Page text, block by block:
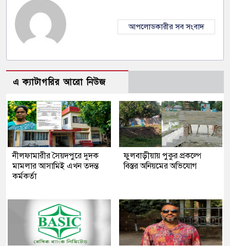
আপলোডকারীর সব সংবাদ
এ ক্যাটাগরির আরো নিউজ
নীলফামারীর সৈয়দপুরে দুদক
মামলার আসামিই এখন তদন্ত
কর্মকর্তা
ফুলবাড়ীয়ায় পুকুর প্রকল্পে
বিস্তর অনিয়মের অভিযোগ